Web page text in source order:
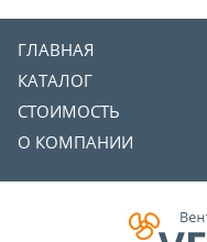
ГЛАВНАЯ
КАТАЛОГ
СТОИМОСТЬ
О КОМПАНИИ